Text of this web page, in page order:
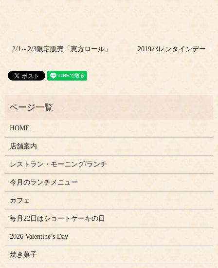
2/1～2/3限定販売「恵方ロール」 2019バレンタインデー
HOME
店舗案内
レストラン・モーニング/ランチ
今月のランチメニュー
カフェ
毎月22日はショートケーキの日
2026 Valentine’s Day
焼き菓子